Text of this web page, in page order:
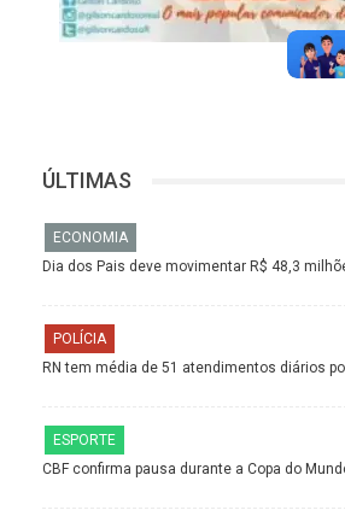
ÚLTIMAS
ECONOMIA
Dia dos Pais deve movimentar R$ 48,3
POLÍCIA
RN tem média de 51 atendimentos diários
ESPORTE
CBF confirma pausa durante a Copa do